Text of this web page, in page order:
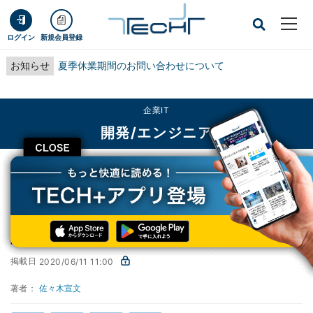
ログイン 新規会員登録
お知らせ 夏季休業期間のお問い合わせについて
CLOSE
企業IT
開発/エンジニア
TECH+ 企業IT 開発/エンジニア 設定を見直してみよう
第23回 1からマスター! Windows Terminal入門
設定を見直してみよう
掲載日 2020/06/11 11:00
著者： 佐々木宣文